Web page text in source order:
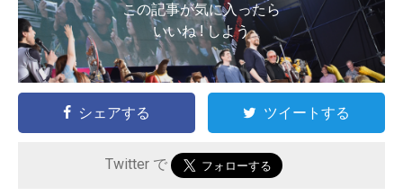
この記事が気に入ったら
いいね ! しよう
シェアする ツイートする
Twitter で